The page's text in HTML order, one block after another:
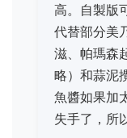
高。自製版
代替部分美
滋、帕瑪森
略）和蒜泥
魚醬如果加
失手了，所